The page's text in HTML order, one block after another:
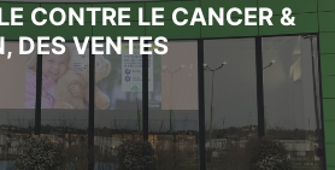
CONTRE LE CANCER &
DES VENTES